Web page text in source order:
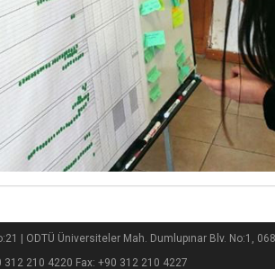
| ODTÜ Üniversiteler Mah. Dumlupınar Blv. No:1,
312 210 4220 Fax: +90 312 210 4227